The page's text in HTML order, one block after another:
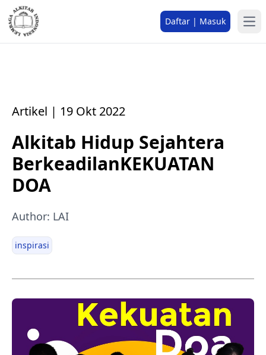
Daftar | Masuk
Artikel | 19 Okt 2022
Alkitab Hidup Sejahtera
BerkeadilanKEKUATAN
DOA
Author: LAI
inspirasi